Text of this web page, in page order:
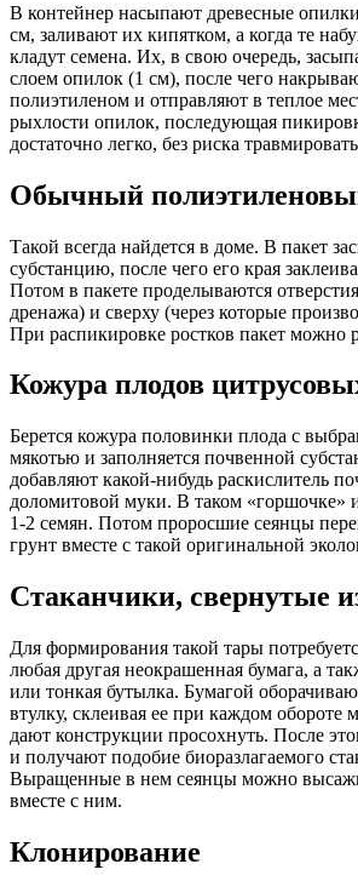
В контейнер насыпают древесные
см, заливают их кипятком, а когда те
кладут семена. Их, в свою очередь,
слоем опилок (1 см), после чего
полиэтиленом и отправляют в теплое
рыхлости опилок, последующая
достаточно легко, без риска
Обычный
Такой всегда найдется в доме. В пакет
субстанцию, после чего его края
Потом в пакете проделываются
дренажа) и сверху (через которые
При распикировке ростков пакет можно
Кожура плодов
Берется кожура половинки плода с
мякотью и заполняется почвенной
добавляют какой-нибудь раскислитель
доломитовой муки. В таком «горшочке»
1-2 семян. Потом проросшие сеянцы
грунт вместе с такой оригинальной
Стаканчики, свернутые
Для формирования такой тары
любая другая неокрашенная бумага, а
или тонкая бутылка. Бумагой
втулку, склеивая ее при каждом обороте
дают конструкции просохнуть. После
и получают подобие биоразлагаемого
Выращенные в нем сеянцы можно
вместе с ним.
Клонирование